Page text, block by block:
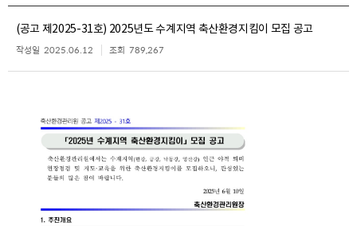
(공고 제2025-31호) 2025년도 수계지역 축산환경지킴이 모집 공고
작성일 2025.06.12 조회 789,267